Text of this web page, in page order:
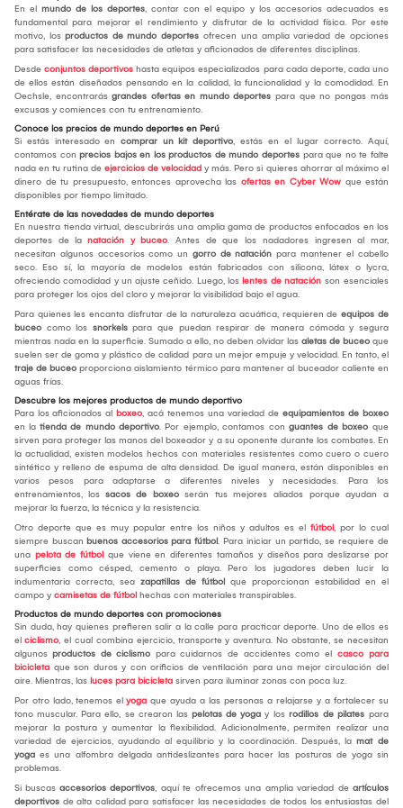
En el mundo de los deportes, contar con el equipo y los accesorios adecuados es
fundamental para mejorar el rendimiento y disfrutar de la actividad física. Por este
motivo, los productos de mundo deportes ofrecen una amplia variedad de opciones
para satisfacer las necesidades de atletas y aficionados de diferentes disciplinas.
Desde conjuntos deportivos hasta equipos especializados para cada deporte, cada uno
de ellos están diseñados pensando en la calidad, la funcionalidad y la comodidad. En
Oechsle, encontrarás grandes ofertas en mundo deportes para que no pongas más
excusas y comiences con tu entrenamiento.
Conoce los precios de mundo deportes en Perú
Si estás interesado en comprar un kit deportivo, estás en el lugar correcto. Aquí,
contamos con precios bajos en los productos de mundo deportes para que no te falte
nada en tu rutina de ejercicios de velocidad y más. Pero si quieres ahorrar al máximo el
dinero de tu presupuesto, entonces aprovecha las ofertas en Cyber Wow que están
disponibles por tiempo limitado.
Entérate de las novedades de mundo deportes
En nuestra tienda virtual, descubrirás una amplia gama de productos enfocados en los
deportes de la natación y buceo. Antes de que los nadadores ingresen al mar,
necesitan algunos accesorios como un gorro de natación para mantener el cabello
seco. Eso sí, la mayoría de modelos están fabricados con silicona, látex o lycra,
ofreciendo comodidad y un ajuste ceñido. Luego, los lentes de natación son esenciales
para proteger los ojos del cloro y mejorar la visibilidad bajo el agua.
Para quienes les encanta disfrutar de la naturaleza acuática, requieren de equipos de
buceo como los snorkels para que puedan respirar de manera cómoda y segura
mientras nada en la superficie. Sumado a ello, no deben olvidar las aletas de buceo que
suelen ser de goma y plástico de calidad para un mejor empuje y velocidad. En tanto, el
traje de buceo proporciona aislamiento térmico para mantener al buceador caliente en
aguas frías.
Descubre los mejores productos de mundo deportivo
Para los aficionados al boxeo, acá tenemos una variedad de equipamientos de boxeo
en la tienda de mundo deportivo. Por ejemplo, contamos con guantes de boxeo que
sirven para proteger las manos del boxeador y a su oponente durante los combates. En
la actualidad, existen modelos hechos con materiales resistentes como cuero o cuero
sintético y relleno de espuma de alta densidad. De igual manera, están disponibles en
varios pesos para adaptarse a diferentes niveles y necesidades. Para los
entrenamientos, los sacos de boxeo serán tus mejores aliados porque ayudan a
mejorar la fuerza, la técnica y la resistencia.
Otro deporte que es muy popular entre los niños y adultos es el fútbol, por lo cual
siempre buscan buenos accesorios para fútbol. Para iniciar un partido, se requiere de
una pelota de fútbol que viene en diferentes tamaños y diseños para deslizarse por
superficies como césped, cemento o playa. Pero los jugadores deben lucir la
indumentaria correcta, sea zapatillas de fútbol que proporcionan estabilidad en el
campo y camisetas de fútbol hechas con materiales transpirables.
Productos de mundo deportes con promociones
Sin duda, hay quienes prefieren salir a la calle para practicar deporte. Uno de ellos es
el ciclismo, el cual combina ejercicio, transporte y aventura. No obstante, se necesitan
algunos productos de ciclismo para cuidarnos de accidentes como el casco para
bicicleta que son duros y con orificios de ventilación para una mejor circulación del
aire. Mientras, las luces para bicicleta sirven para iluminar zonas con poca luz.
Por otro lado, tenemos el yoga que ayuda a las personas a relajarse y a fortalecer su
tono muscular. Para ello, se crearon las pelotas de yoga y los rodillos de pilates para
mejorar la postura y aumentar la flexibilidad. Adicionalmente, permiten realizar una
variedad de ejercicios, ayudando al equilibrio y la coordinación. Después, la mat de
yoga es una alfombra delgada antideslizantes para hacer las posturas de yoga sin
problemas.
Si buscas accesorios deportivos, aquí te ofrecemos una amplia variedad de artículos
deportivos de alta calidad para satisfacer las necesidades de todos los entusiastas del